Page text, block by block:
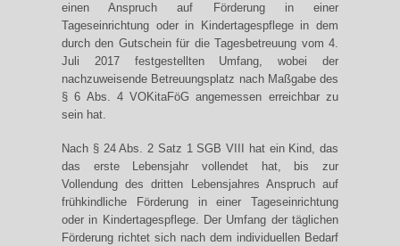
einen Anspruch auf Förderung in einer
Tageseinrichtung oder in Kindertagespflege in dem
durch den Gutschein für die Tagesbetreuung vom 4.
Juli 2017 festgestellten Umfang, wobei der
nachzuweisende Betreuungsplatz nach Maßgabe des
§ 6 Abs. 4 VOKitaFöG angemessen erreichbar zu
sein hat.
Nach § 24 Abs. 2 Satz 1 SGB VIII hat ein Kind, das
das erste Lebensjahr vollendet hat, bis zur
Vollendung des dritten Lebensjahres Anspruch auf
frühkindliche Förderung in einer Tageseinrichtung
oder in Kindertagespflege. Der Umfang der täglichen
Förderung richtet sich nach dem individuellen Bedarf